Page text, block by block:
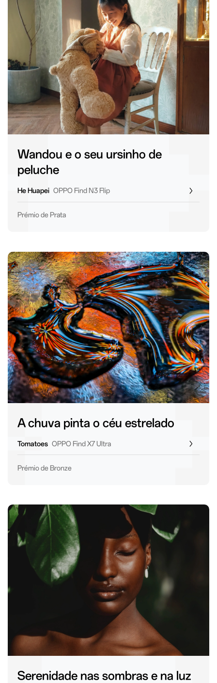
Wandou e o seu ursinho de
peluche
He Huapei OPPO Find N3 Flip
Prémio de Prata
A chuva pinta o céu estrelado
Tomatoes OPPO Find X7 Ultra
Prémio de Bronze
Serenidade nas sombras e na luz